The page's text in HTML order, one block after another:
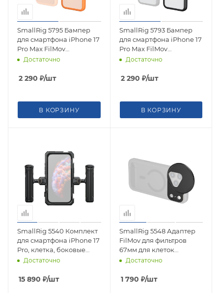
SmallRig 5795 Бампер
для смартфона iPhone 17
Pro Max FilMov
Lightweight Photography
Достаточно
2 290 ₽/шт
В КОРЗИНУ
SmallRig 5793 Бампер
для смартфона iPhone 17
Pro Max FilMov
Lightweight Photography
Достаточно
2 290 ₽/шт
В КОРЗИНУ
SmallRig 5540 Комплект
для смартфона iPhone 17
Pro, клетка, боковые
ручки
Достаточно
15 890 ₽/шт
SmallRig 5548 Адаптер
FilMov для фильтров
67мм для клеток
смартфонов iPhone 17
Достаточно
1 790 ₽/шт